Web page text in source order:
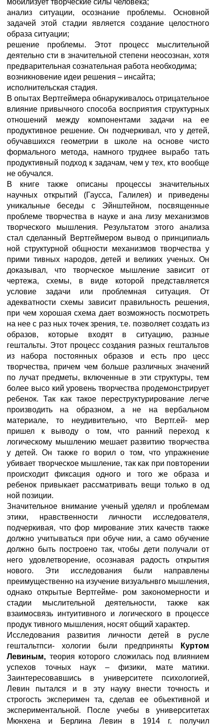
мобилизует творческие силы человека;
анализ ситуации, осознание проблемы. Основной
задачей этой стадии является создание целостного
образа ситуации;
решение проблемы. Этот процесс мыслительной
деятельно сти в значительной степени неосознан, хотя
предварительная сознательная работа необходима;
возникновение идеи решения – инсайта;
исполнительская стадия.
В опытах Вертгеймера обнаруживалось отрицательное
влияние привычного способа восприятия структурных
отношений между компонентами задачи на ее
продуктивное решение. Он подчеркивал, что у детей,
обучавшихся геометрии в школе на основе чисто
формального метода, намного труднее вырабо тать
продуктивный подход к задачам, чем у тех, кто вообще
не обучался.
В книге также описаны процессы значительных
научных открытий (Гаусса, Галилея) и приведены
уникальные беседы с Эйнштейном, посвященные
проблеме творчества в науке и ана лизу механизмов
творческого мышления. Результатом этого анализа
стал сделанный Вертгеймером вывод о принципиаль
ной структурной общности механизмов творчества у
прими тивных народов, детей и великих ученых. Он
доказывал, что творческое мышление зависит от
чертежа, схемы, в виде которой представляется
условие задачи или проблемная ситуация. От
адекватности схемы зависит правильность решения,
при чем хорошая схема дает возможность посмотреть
на нее с раз ных точек зрения, т.е. позволяет создать из
образов, которые входят в ситуацию, разные
гештальты. Этот процесс создания разных гештальтов
из набора постоянных образов и есть про цесс
творчества, причем чем больше различных значений
по лучат предметы, включенные в эти структуры, тем
более высо кий уровень творчества продемонстрирует
ребенок. Так как такое переструктурирование легче
производить на образном, а не на вербальном
материале, то неудивительно, что Вертг.ей- мер
пришел к выводу о том, что ранний переход к
логическому мышлению мешает развитию творчества
у детей. Он также го ворил о том, что упражнение
убивает творческое мышление, так как при повторении
происходит фиксация одного и того же образа и
ребенок привыкает рассматривать вещи только в од
ной позиции.
Значительное внимание ученый уделял и проблемам
этики, нравственности личности исследователя,
подчеркивая, что фор мирование этих качеств также
должно учитываться при обуче нии, а само обучение
должно быть построено так, чтобы дети получали от
него удовлетворение, осознавая радость открытия
нового. Эти исследования были направлены
преимущественно на изучение визуальнвго мышления,
однако открытые Вертгейме- ром закономерности и
стадии мыслительной деятельности, также как
взаимосвязь интуитивного и логического в процессе
продук тивного мышления, носят общий характер.
Исследования развития личности детей в русле
гештальтпси- хологии были предприняты
Куртом
Левиным, теория которого сложилась под влиянием
успехов точных наук – физики, мате матики.
Заинтересовавшись в университете психологией,
Левин пытался и в эту науку внести точность и
строгость эксперимен та, сделав ее объективной и
экспериментальной. После учебы в университетах
Мюнхена и Берлина Левин в 1914 г. получил